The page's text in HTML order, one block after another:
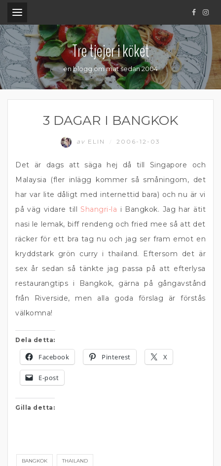
.
Tre tjejer i köket
en blogg om mat sedan 2004
3 DAGAR I BANGKOK
av ELIN 2006-12-03
Det är dags att säga hej då till Singapore och
Malaysia (fler inlägg kommer så småningom, det
har var lite dåligt med internettid bara) och nu är vi
på väg vidare till Shangri-la i Bangkok. Jag har ätit
nasi le lemak, biff rendeng och fried mee så att det
räcker för ett bra tag nu och jag ser fram emot en
kryddstark grön curry i thailand. Eftersom det är
sex år sedan så tänkte jag passa på att efterlysa
restaurangtips i Bangkok, gärna på gångavstånd
från Riverside, men alla goda förslag är förstås
välkomna!
Dela detta:
Facebook Pinterest X
E-post
Gilla detta:
BANGKOK THAILAND